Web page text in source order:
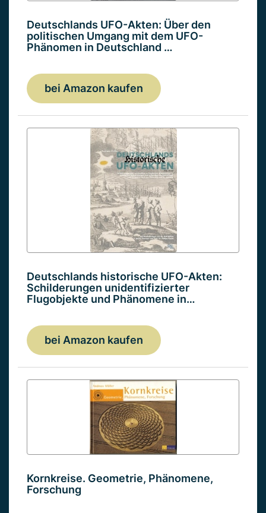
Deutschlands UFO-Akten: Über den
politischen Umgang mit dem UFO-
Phänomen in Deutschland …
bei Amazon kaufen
Deutschlands historische UFO-Akten:
Schilderungen unidentifizierter
Flugobjekte und Phänomene in…
bei Amazon kaufen
Kornkreise. Geometrie, Phänomene,
Forschung